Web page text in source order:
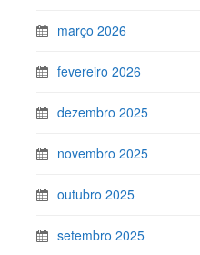
março 2026
fevereiro 2026
dezembro 2025
novembro 2025
outubro 2025
setembro 2025